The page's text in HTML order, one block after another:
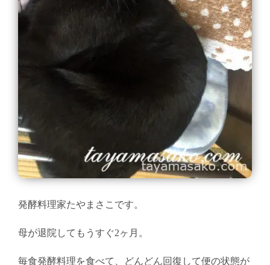
発酵料理家たやまさこです。
母が退院してもうすぐ2ヶ月。
毎食発酵料理を食べて、どんどん回復して便の状態が